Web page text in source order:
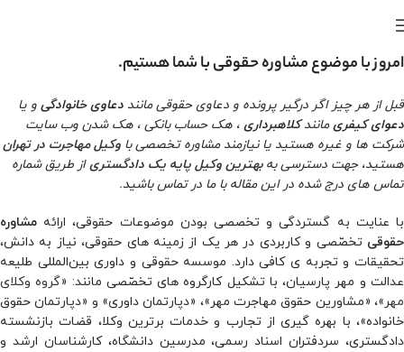
امروز با موضوع مشاوره حقوقی با شما هستیم.
قبل از هر چیز اگر درگیر پرونده و دعاوی حقوقی مانند دعاوی خانوادگی و یا
دعوای کیفریمانندکلاهبرداری ، هک حساب بانکی ، هک شدن وب سایت
شرکت ها و غیره هستید یا نیازمند مشاوره تخصصی با وکیل مهاجرت در تهران
هستید، جهت دسترسی بهبهترین وکیل پایه یک دادگستریاز طریق شماره
تماس های درج شده در این مقاله با ما در تماس باشید.
با عنایت به گستردگی و تخصصی بودن موضوعات حقوقی، ارائه مشاوره
حقوقی تخصّصی و کاربردی در هر یک از زمینه های حقوقی، نیاز به دانش،
تحقیقات و تجربه ی کافی دارد. موسسه حقوقی و داوری بین‌المللی طلیعه
عدالت و مهر پارسیان، با تشکیل کارگروه های تخصّصی مانند: «گروه وکلای
مهر»، «مشاورین حقوق مهاجرت مهر»، «دپارتمان داوری» و «دپارتمان حقوق
خانواده»، با بهره گیری از تجارب و خدمات برترین وکلا، قضات بازنشسته
دادگستری، سردفتران اسناد رسمی، مدرسین دانشگاه، کارشناسان ارشد و